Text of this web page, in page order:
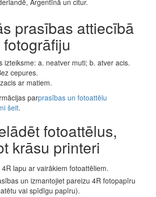
prasības attiecībā
izteiksme: a. neatver muti; b. atver acis.
cepures.
ar matiem.
parprasības un fotoattēlu
šeit.
fotoattēlus,
krāsu printeri
lapu ar vairākiem fotoattēliem.
un izmantojiet pareizu 4R fotopapīru
vai spīdīgu papīru).